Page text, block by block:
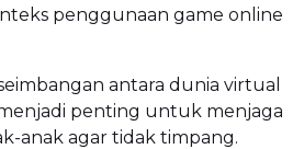
penggunaan game online
antara dunia virtual
penting untuk menjaga
anak agar tidak timpang.